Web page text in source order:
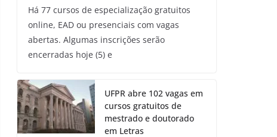
Há 77 cursos de especialização gratuitos
online, EAD ou presenciais com vagas
abertas. Algumas inscrições serão
encerradas hoje (5) e
UFPR abre 102 vagas em
cursos gratuitos de
mestrado e doutorado
em Letras